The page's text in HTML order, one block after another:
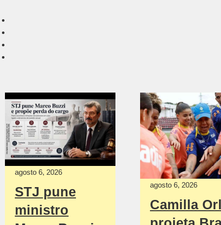
agosto 6, 2026
STJ pune
ministro
agosto 6, 2026
Camilla